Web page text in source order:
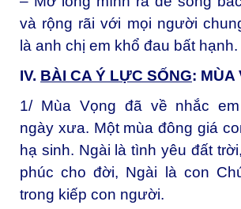
và rộng rãi với mọi người
là anh chị em khổ đau bất hạnh.
IV. BÀI CA Ý LỰC SỐNG: MÙA
1/ Mùa Vọng đã về nhắc
ngày xưa. Một mùa đông giá
hạ sinh. Ngài là tình yêu đất
phúc cho đời, Ngài là con
trong kiếp con người.